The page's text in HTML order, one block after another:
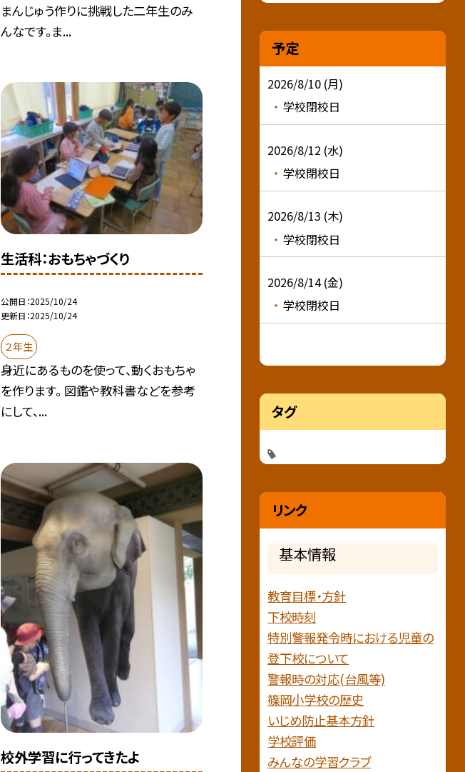
まんじゅう作りに挑戦した二年生のみ
んなです。ま...
生活科：おもちゃづくり
公開日 2025/10/24
更新日 2025/10/24
２年生
身近にあるものを使って、動くおもちゃ
を作ります。 図鑑や教科書などを参考
にして、...
校外学習に行ってきたよ
予定
2026/8/10 (月)
学校閉校日
2026/8/12 (水)
学校閉校日
2026/8/13 (木)
学校閉校日
2026/8/14 (金)
学校閉校日
タグ
リンク
基本情報
教育目標・方針
下校時刻
特別警報発令時における児童の
登下校について
警報時の対応(台風等)
篠岡小学校の歴史
いじめ防止基本方針
学校評価
みんなの学習クラブ